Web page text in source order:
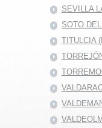
SEVILLA
SOTO
TITULCIA